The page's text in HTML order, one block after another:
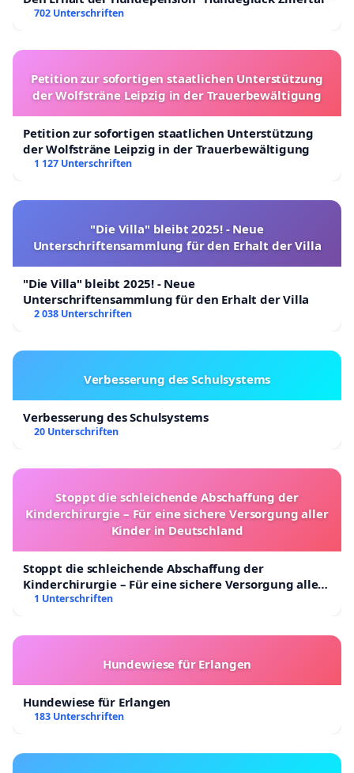
702 Unterschriften
Petition zur sofortigen staatlichen Unterstützung
der Wolfsträne Leipzig in der Trauerbewältigung
Petition zur sofortigen staatlichen Unterstützung
der Wolfsträne Leipzig in der Trauerbewältigung
1 127 Unterschriften
"Die Villa" bleibt 2025! - Neue
Unterschriftensammlung für den Erhalt der Villa
"Die Villa" bleibt 2025! - Neue
Unterschriftensammlung für den Erhalt der Villa
2 038 Unterschriften
Verbesserung des Schulsystems
Verbesserung des Schulsystems
20 Unterschriften
Stoppt die schleichende Abschaffung der
Kinderchirurgie – Für eine sichere Versorgung aller
Kinder in Deutschland
Stoppt die schleichende Abschaffung der
Kinderchirurgie – Für eine sichere Versorgung aller
Kinder in Deutschland
1 Unterschriften
Hundewiese für Erlangen
Hundewiese für Erlangen
183 Unterschriften